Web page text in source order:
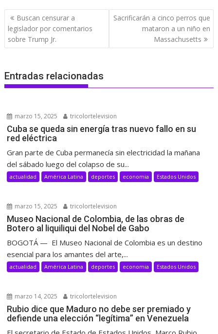
Navegación
de
entradas
Buscan censurar a
legislador por comentarios
sobre Trump Jr.
Sacrificarán a cinco perros que
mataron a un niño en
Massachusetts
Entradas relacionadas
marzo 15, 2025 tricolortelevision
Cuba se queda sin energía tras nuevo fallo en su
red eléctrica
Gran parte de Cuba permanecía sin electricidad la mañana
del sábado luego del colapso de su...
actualidad América Latina deportes economia Estados Unidos
marzo 15, 2025 tricolortelevision
Museo Nacional de Colombia, de las obras de
Botero al liquiliqui del Nobel de Gabo
BOGOTÁ — El Museo Nacional de Colombia es un destino
esencial para los amantes del arte,...
actualidad América Latina deportes economia Estados Unidos
marzo 14, 2025 tricolortelevision
Rubio dice que Maduro no debe ser premiado y
defiende una elección “legítima” en Venezuela